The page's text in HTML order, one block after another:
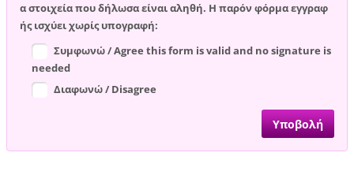
α στοιχεία που δήλωσα είναι αληθή. Η παρόν φόρμα εγγραφ
ής ισχύει χωρίς υπογραφή:
Συμφωνώ / Agree this form is valid and no signature is
needed
Διαφωνώ / Disagree